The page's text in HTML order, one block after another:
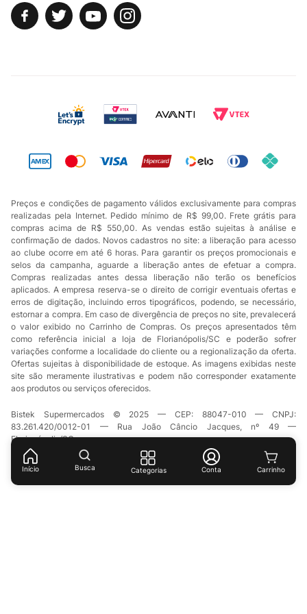
Início Busca Categorias Conta
Preços e condições de pagamento válidos exclusivamente para compras
realizadas pela Internet. Pedido mínimo de R$ 99,00. Frete grátis para
compras acima de R$ 550,00. As vendas estão sujeitas à análise e
confirmação de dados. Novos cadastros no site: a liberação para acesso
ao clube ocorre em até 6 horas. Para garantir os preços promocionais e
selos da campanha, aguarde a liberação antes de efetuar a compra.
Compras realizadas antes dessa liberação não terão os benefícios
aplicados. A empresa reserva-se o direito de corrigir eventuais ofertas e
erros de digitação, incluindo erros tipográficos, podendo, se necessário,
estornar a compra. Em caso de divergência de preços no site, prevalecerá
o valor exibido no Carrinho de Compras. Os preços apresentados têm
como referência inicial a loja de Florianópolis/SC e poderão sofrer
variações conforme a localidade do cliente ou a regionalização da oferta.
Ofertas sujeitas à disponibilidade de estoque. As imagens exibidas neste
site são meramente ilustrativas e podem não corresponder exatamente
aos produtos ou serviços oferecidos.
Bistek Supermercados © 2025 — CEP: 88047-010 — CNPJ:
83.261.420/0012-01 — Rua João Câncio Jacques, nº 49 —
Florianópolis/SC.